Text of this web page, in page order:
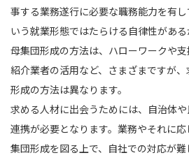
事する業務遂行に必要な職務能力を有
いう就業形態ではたらける自律性がある
母集団形成の方法は、ハローワークや
紹介業者の活用など、さまざまですが
形成の方法は異なります。
求める人材に出会うためには、自治体
連携が必要となります。業務やそれに
集団形成を図る上で、自社での対応が